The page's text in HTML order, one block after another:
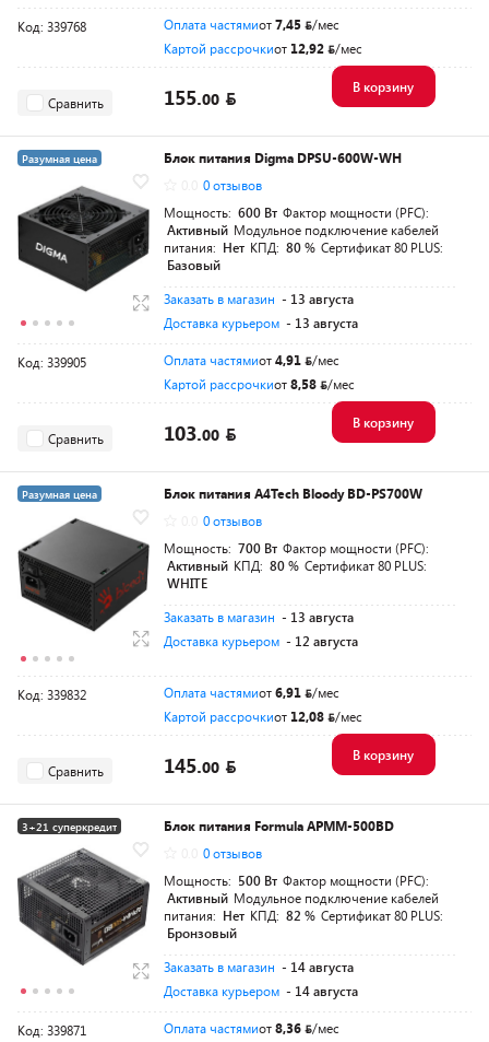
Код: 339768 Оплата частямиот7,45
/мес
Картой рассрочкиот 12,92 /мес
Сравнить 155.00
В корзину
Разумная цена
Блок питания Digma DPSU-600W-WH
0 отзывов
Мощность: 600 Вт Фактор мощности (PFC):
Активный Модульное подключение кабелей
питания: Нет КПД: 80 % Сертификат 80 PLUS:
Базовый
Заказать в магазин - 13 августа
Доставка курьером - 13 августа
Код: 339905 Оплата частямиот4,91
/мес
Картой рассрочкиот8,58 /мес
Сравнить 103.00
В корзину
Разумная цена
Блок питания A4Tech Bloody BD-PS700W
0 отзывов
Мощность: 700 Вт Фактор мощности (PFC):
Активный КПД: 80 % Сертификат 80 PLUS:
WHITE
Заказать в магазин - 13 августа
Доставка курьером - 12 августа
Код: 339832 Оплата частямиот6,91
/мес
Картой рассрочкиот 12,08 /мес
Сравнить 145.00
В корзину
3+21 суперкредит
Разумная цена
Блок питания Formula APMM-500BD
0 отзывов
Мощность: 500 Вт Фактор мощности (PFC):
Активный Модульное подключение кабелей
питания: Нет КПД: 82 % Сертификат 80 PLUS:
Бронзовый
Заказать в магазин - 14 августа
Доставка курьером - 14 августа
Код: 339871 Оплата частямиот8,36
/мес